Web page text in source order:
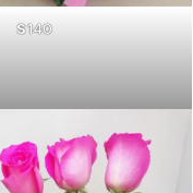
S140